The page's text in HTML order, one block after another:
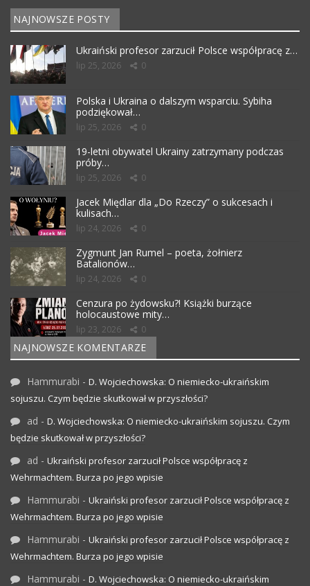
NAJNOWSZE POSTY
Ukraiński profesor zarzucił Polsce współpracę z…
lip 25, 2026 0
Polska i Ukraina o dalszym wsparciu. Sybiha
podziękował…
lip 25, 2026 0
19-letni obywatel Ukrainy zatrzymany podczas
próby…
lip 25, 2026 0
Jacek Międlar dla „Do Rzeczy” o sukcesach i
kulisach…
lip 24, 2026 0
Zygmunt Jan Rumel – poeta, żołnierz
Batalionów…
lip 24, 2026 0
Cenzura po żydowsku?! Książki burzące
holocaustowe mity…
lip 23, 2026 0
NAJNOWSZE KOMENTARZE
Hammurabi - D. Wojciechowska: O niemiecko-ukraińskim
sojuszu. Czym będzie skutkował w przyszłości?
ad - D. Wojciechowska: O niemiecko-ukraińskim sojuszu. Czym
będzie skutkował w przyszłości?
ad - Ukraiński profesor zarzucił Polsce współpracę z
Wehrmachtem. Burza po jego wpisie
Hammurabi - Ukraiński profesor zarzucił Polsce współpracę z
Wehrmachtem. Burza po jego wpisie
Hammurabi - Ukraiński profesor zarzucił Polsce współpracę z
Wehrmachtem. Burza po jego wpisie
Hammurabi - D. Wojciechowska: O niemiecko-ukraińskim